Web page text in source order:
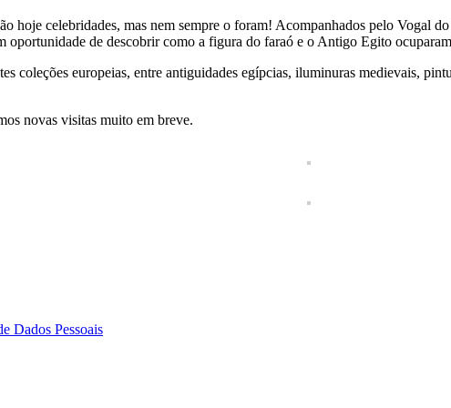
hoje celebridades, mas nem sempre o foram! Acompanhados pelo Vogal
oportunidade de descobrir como a figura do faraó e o Antigo Egito
coleções europeias, entre antiguidades egípcias, iluminuras medievais,
novas visitas muito em breve.
Dados Pessoais